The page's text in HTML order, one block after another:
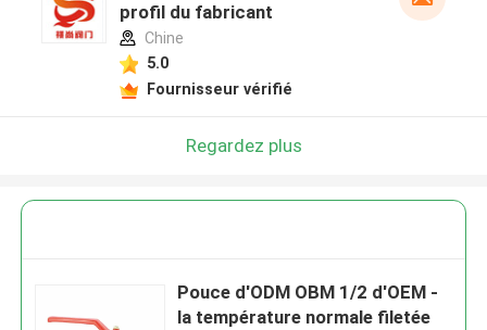
profil du fabricant
Chine
5.0
Fournisseur vérifié
Regardez plus
Pouce d'ODM OBM 1/2 d'OEM -
la température normale filetée